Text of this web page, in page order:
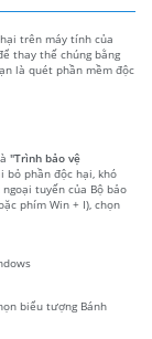
trên máy tính của
thay thế chúng bằng
là quét phần mềm độc
"Trình bảo vệ
bỏ phần độc hại, khó
tuyến của Bộ bảo
phím Win + I), chọn
biểu tượng Bánh